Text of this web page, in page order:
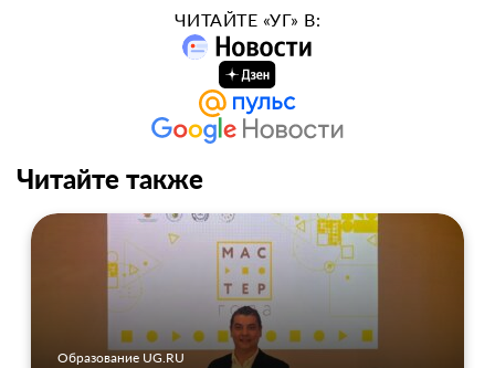
ЧИТАЙТЕ «УГ» В:
Читайте также
Образование UG.RU